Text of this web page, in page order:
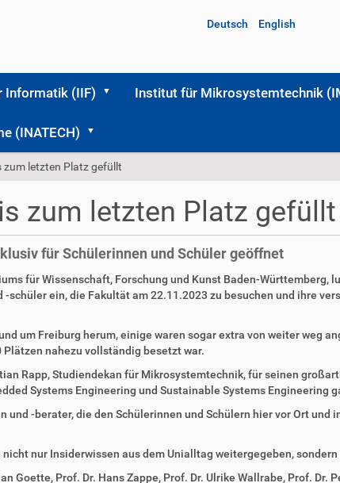
Deutsch English
Informatik (IIF) Institut für Mikrosystemtechnik
(INATECH)
zum letzten Platz gefüllt
zum letzten Platz gefüllt
für Schülerinnen und Schüler geöffnet
für Wissenschaft, Forschung und Kunst Baden-Württemberg,
ein, die Fakultät am 22.11.2023 zu besuchen und ihre
um Freiburg herum, einige waren sogar extra von weiter weg
nahezu vollständig besetzt war.
Rapp, Studiendekan für Mikrosystemtechnik, für seinen
Systems Engineering und Sustainable Systems Engineering
-berater, die den Schülerinnen und Schülern hier vor Ort und
nur Insiderwissen aus dem Unialltag weitergegeben,
Goette, Prof. Dr. Hans Zappe, Prof. Dr. Ulrike Wallrabe, Prof. Dr.